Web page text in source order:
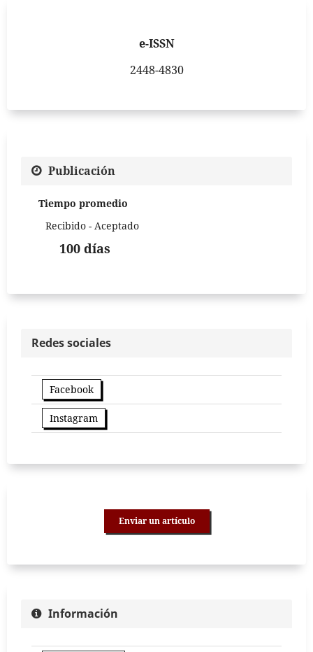
e-ISSN
2448-4830
Publicación
Tiempo promedio
Recibido - Aceptado
100 días
Redes sociales
Facebook
Instagram
Enviar un artículo
Información